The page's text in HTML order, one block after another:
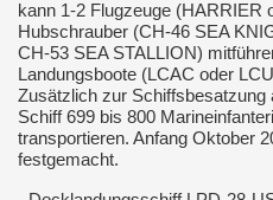
kann 1-2 Flugzeuge (HARRIER
Hubschrauber (CH-46 SEA
CH-53 SEA STALLION)
Landungsboote (LCAC oder
Zusätzlich zur Schiffsbesatzung
Schiff 699 bis 800
transportieren. Anfang Oktober
festgemacht.